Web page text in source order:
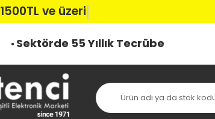
1500TL ve üzeri k
Sektörde 55 Yıllık Tecrübe